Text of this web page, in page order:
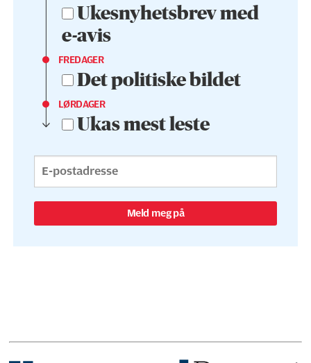
Ukesnyhetsbrev med
e-avis
FREDAGER
Det politiske bildet
LØRDAGER
Ukas mest leste
Meld meg på